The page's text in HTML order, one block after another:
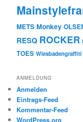
METS Monkey
RESQ ROCKER
TOES Wiesbadengraffiti
ANMELDUNG
Anmelden
Eintrags-Feed
Kommentar-Feed
WordPress.org